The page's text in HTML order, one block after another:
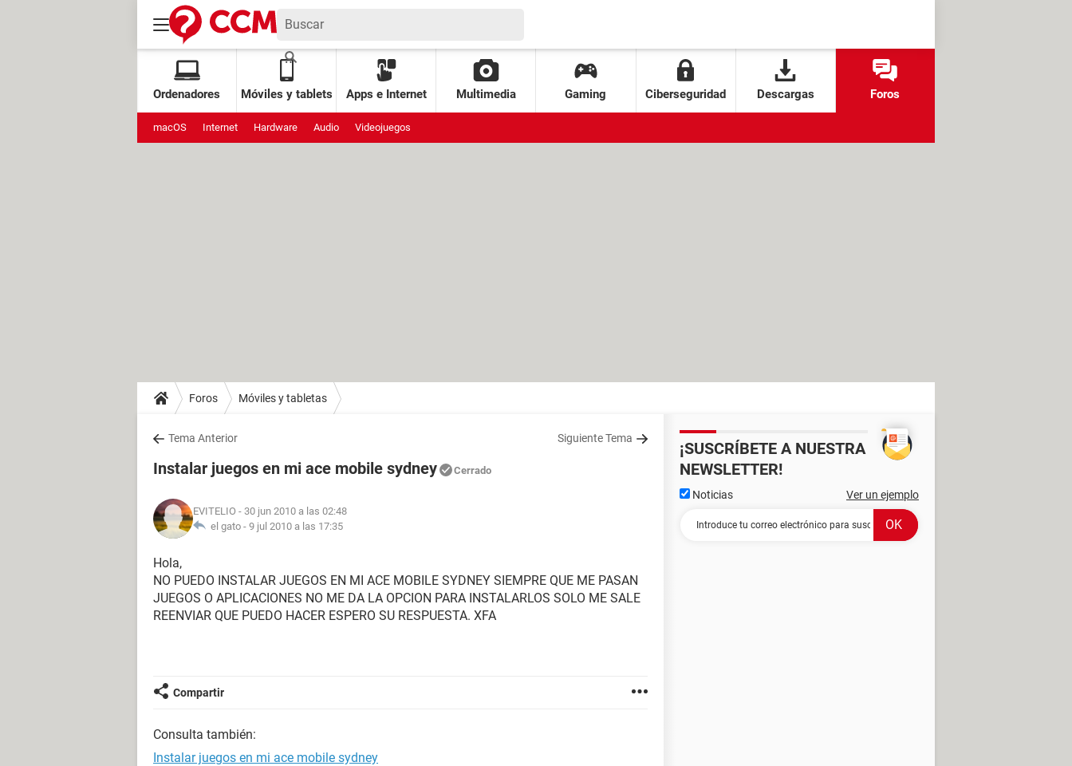
Ordenadores Móviles y tablets Apps e Internet Multimedia Gaming Ciberseguridad Descargas Foros
macOS Internet Hardware Audio Videojuegos
Foros Móviles y tabletas
Tema Anterior Siguiente Tema
Instalar juegos en mi ace mobile sydney Cerrado
EVITELIO - 30 jun 2010 a las 02:48
el gato - 9 jul 2010 a las 17:35
Hola,
NO PUEDO INSTALAR JUEGOS EN MI ACE MOBILE SYDNEY SIEMPRE QUE ME PASAN
JUEGOS O APLICACIONES NO ME DA LA OPCION PARA INSTALARLOS SOLO ME SALE
REENVIAR QUE PUEDO HACER ESPERO SU RESPUESTA. XFA
Compartir
Consulta también:
Instalar juegos en mi ace mobile sydney
¡SUSCRÍBETE A NUESTRA
NEWSLETTER!
Noticias Ver un ejemplo